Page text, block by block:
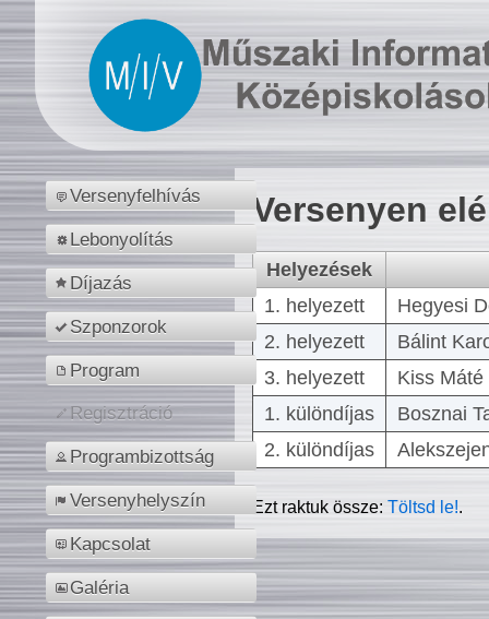
Versenyfelhívás
Lebonyolítás
Díjazás
Szponzorok
Program
Regisztráció
Programbizottság
Versenyhelyszín
Kapcsolat
Galéria
Versenyen
Helyezések
1. helyezett
Hegyesi
2. helyezett
Bálint
3. helyezett
Kiss
1. különdíjas
Bosznai
2. különdíjas
Ezt raktuk össze:Töltsd le!.